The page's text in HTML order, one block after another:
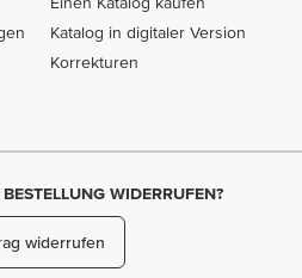
Katalog in digitaler Version
Korrekturen
WIDERRUFEN?
widerrufen